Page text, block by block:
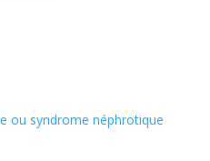
ou syndrome néphrotique